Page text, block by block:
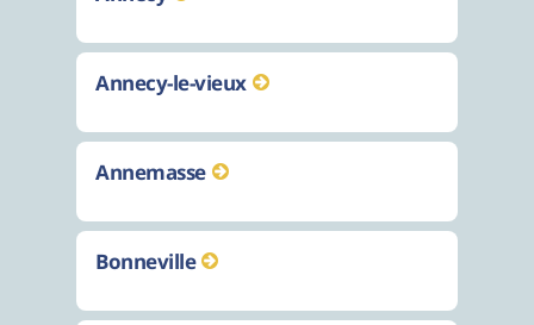
Annecy-le-vieux
Annemasse
Bonneville